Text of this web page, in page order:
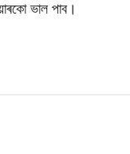
ভাল পাব।